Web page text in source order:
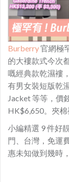
Burberry官網極
的大褸款式今次
嘅經典款乾濕褸
有男女裝短版乾
Jacket 等等，價
HK$6,650。夾棉
小編精選 9 件好
門、台灣，免運
惠未知做到幾時